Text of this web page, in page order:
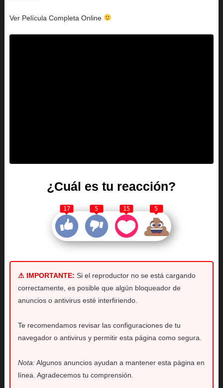
Ver Película Completa Online
¿Cuál es tu reacción?
17 5 15 5
⚠ IMPORTANTE: Si el reproductor no se está cargando
correctamente, es posible que algún bloqueador de
anuncios o antivirus esté interfiriendo.
Te recomendamos revisar las configuraciones de tu
navegador o antivirus y permitir esta página como segura.
Nota:Algunos anuncios ayudan a mantener esta página en
línea. Agradecemos tu comprensión.